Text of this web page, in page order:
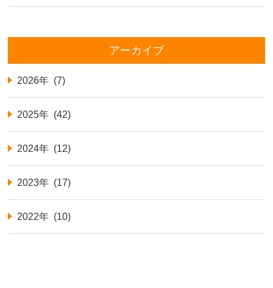
アーカイブ
2026年 (7)
2025年 (42)
2024年 (12)
2023年 (17)
2022年 (10)